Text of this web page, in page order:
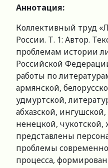
Аннотация:
Коллективный труд
России. Т. 1: Автор.
проблемам истории
Российской
работы по
армянской,
удмуртской,
абхазской,
ненецкой, чукотской,
представлены
проблемы
процесса,